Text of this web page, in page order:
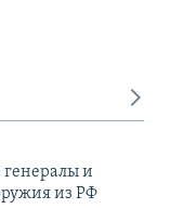
и
из РФ